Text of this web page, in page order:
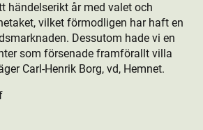
år med valet och
vilket förmodligen har haft en
Dessutom hade vi en
som försenade framförallt villa
Carl-Henrik Borg, vd, Hemnet.